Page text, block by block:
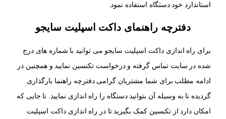
استاندارد خود دستگاه استفاده نمود.
دفترچه راهنمای داکت اسپلیت سایجو
برای راه اندازی داکت اسپلیت سایجو می توانید با شماره های درج
شده در سایت تماس گرفته و درخواست تکنسین نمایید و همچنین در
ادامه مطلب برای شما مشتریان گرامی دفترچه راهنما بارگذاری
گردیده تا به وسیله آن بتوانید دستگاه را راه اندازی نمایید. تا جایی که
امکان دارد از تکنسین کمک بگیرید تا در راه اندازی داکت اسپلیت